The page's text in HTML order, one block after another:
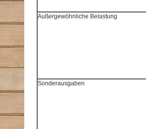
Außergewöhnliche Belastung
Sonderausgaben